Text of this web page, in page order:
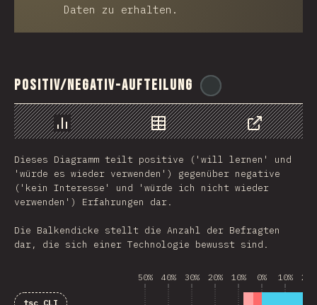
Daten zu erhalten.
Positiv/Negativ-Aufteilung
Chart Data
Share
Dieses Diagramm teilt positive ('will lernen' und
'würde es wieder verwenden') gegenüber negative
('kein Interesse' und 'würde ich nicht wieder
verwenden') Erfahrungen dar.
Die Balkendicke stellt die Anzahl der Befragten
dar, die sich einer Technologie bewusst sind.
50% 40% 30% 20% 10% 0% 10% 20%
tsc CLI